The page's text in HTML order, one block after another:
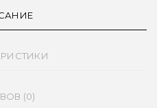
(0)